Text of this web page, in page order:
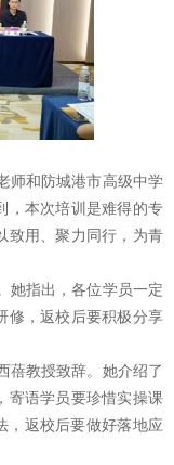
师和防城港市高级中学
，本次培训是难得的专
致用、聚力同行，为青
她指出，各位学员一定
修，返校后要积极分享
蓓教授致辞。她介绍了
寄语学员要珍惜实操课
，返校后要做好落地应